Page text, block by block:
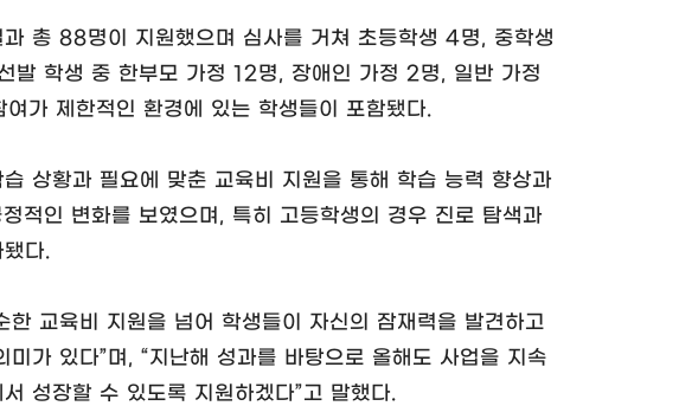
총 88명이 지원했으며 심사를 거쳐 초등학생 4명, 중학생
학생 중 한부모 가정 12명, 장애인 가정 2명, 일반 가정
가 제한적인 환경에 있는 학생들이 포함됐다.
상황과 필요에 맞춘 교육비 지원을 통해 학습 능력 향상과
적인 변화를 보였으며, 특히 고등학생의 경우 진로 탐색과
다.
한 교육비 지원을 넘어 학생들이 자신의 잠재력을 발견하고
가 있다”며, “지난해 성과를 바탕으로 올해도 사업을 지속
성장할 수 있도록 지원하겠다”고 말했다.